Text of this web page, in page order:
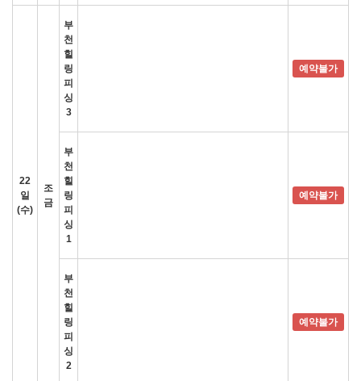
22
일
(수)
조
금
부
천
힐
링
피
싱
3
예약불가
부
천
힐
링
피
싱
1
예약불가
부
천
힐
링
피
싱
2
예약불가